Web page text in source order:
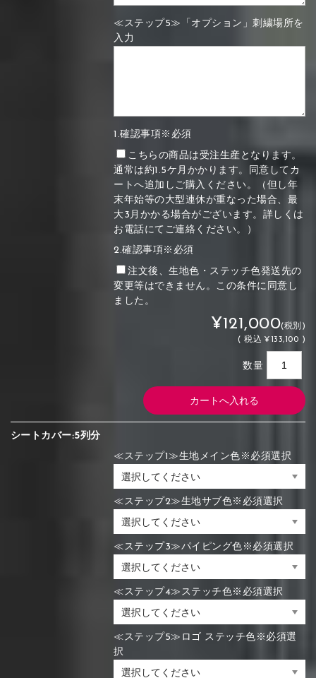
≪ステップ5≫「オプション」刺繍場所を
入力
1.確認事項※必須
こちらの商品は受注生産となります。
通常は約1.5ケ月かかります。同意してカ
ートへ追加しご購入ください。（但し年
末年始等の大型連休が重なった場合、最
大3月かかる場合がございます。詳しくは
お電話にてご連絡ください。）
2.確認事項※必須
注文後、生地色・ステッチ色発送先の
変更等はできません。この条件に同意し
ました。
¥121,000(税別)
(税込 ¥133,100 )
数量
シートカバー:5列分
≪ステップ1≫生地メイン色※必須選択
≪ステップ2≫生地サブ色※必須選択
≪ステップ3≫パイピング色※必須選択
≪ステップ4≫ステッチ色※必須選択
≪ステップ5≫ロゴ ステッチ色※必須選
択